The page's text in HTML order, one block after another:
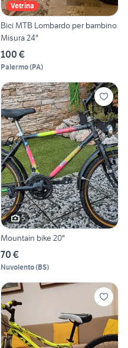
Vetrina
Bici MTB Lombardo per bambino
Misura 24"
100 €
Palermo(PA)
5
Mountain bike 20"
70 €
Nuvolento(BS)